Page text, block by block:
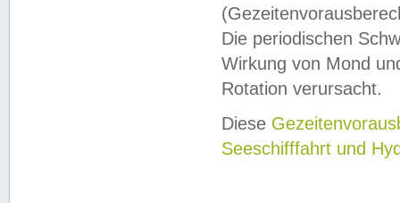
Die periodischen
Wirkung von Mond
Rotation verursacht.
Diese
Seeschifffahrt und